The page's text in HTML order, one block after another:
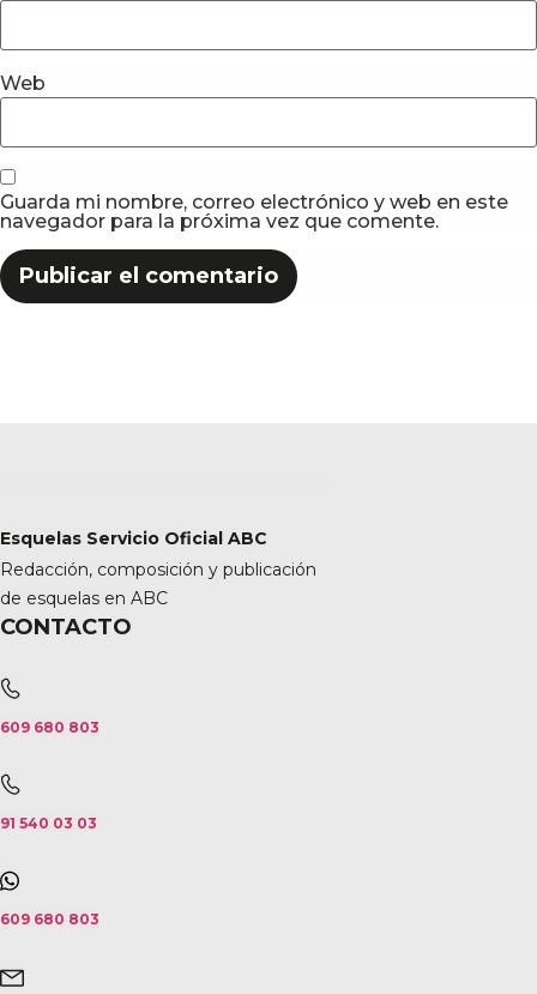
Web
Guarda mi nombre, correo electrónico y web en este
navegador para la próxima vez que comente.
Esquelas Servicio Oficial ABC
Redacción, composición y publicación
de esquelas en ABC
CONTACTO
609 680 803
91 540 03 03
609 680 803